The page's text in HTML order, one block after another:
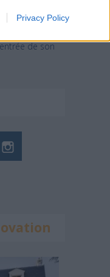
Privacy Policy
sa maison au
de son